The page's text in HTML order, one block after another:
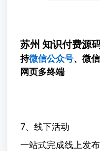
苏州 知识付费源
持微信公众号、微
网页多终端
7、线下活动
一站式完成线上发